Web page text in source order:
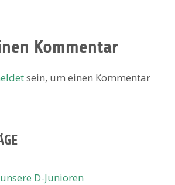
Kommentar
sein, um einen Kommentar
D-Junioren